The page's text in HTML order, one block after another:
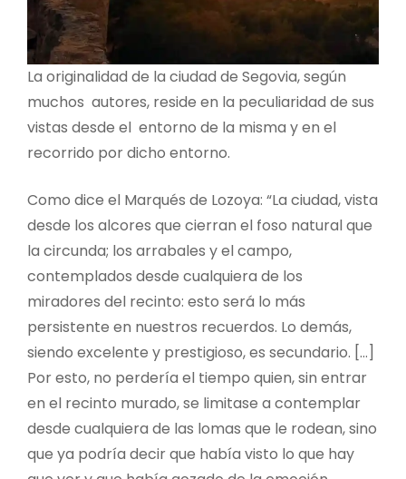
La originalidad de la ciudad de Segovia, según
muchos autores, reside en la peculiaridad de sus
vistas desde el entorno de la misma y en el
recorrido por dicho entorno.
Como dice el Marqués de Lozoya: “La ciudad, vista
desde los alcores que cierran el foso natural que
la circunda; los arrabales y el campo,
contemplados desde cualquiera de los
miradores del recinto: esto será lo más
persistente en nuestros recuerdos. Lo demás,
siendo excelente y prestigioso, es secundario. […]
Por esto, no perdería el tiempo quien, sin entrar
en el recinto murado, se limitase a contemplar
desde cualquiera de las lomas que le rodean, sino
que ya podría decir que había visto lo que hay